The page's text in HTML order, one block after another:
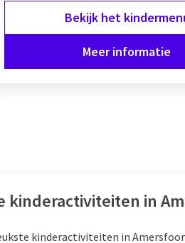
Bekijk het
Meer informatie
kinderactiviteiten in
kinderactiviteiten in